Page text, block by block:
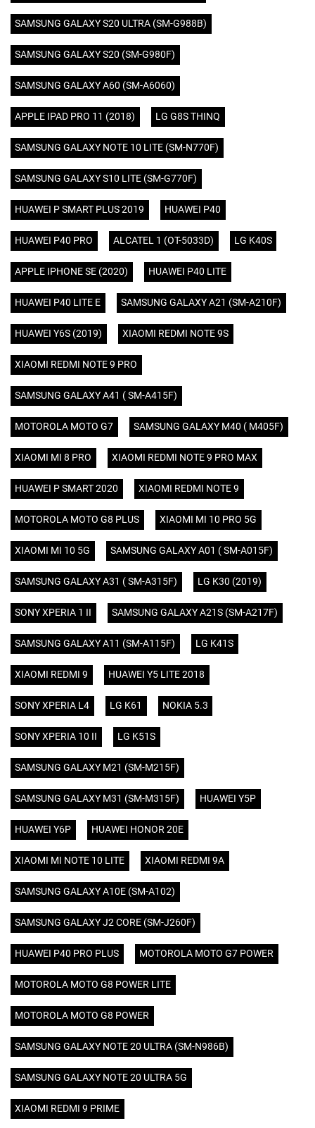
SAMSUNG GALAXY S20 ULTRA (SM-G988B)
SAMSUNG GALAXY S20 (SM-G980F)
SAMSUNG GALAXY A60 (SM-A6060)
APPLE IPAD PRO 11 (2018) LG G8S THINQ
SAMSUNG GALAXY NOTE 10 LITE (SM-N770F)
SAMSUNG GALAXY S10 LITE (SM-G770F)
HUAWEI P SMART PLUS 2019 HUAWEI P40
HUAWEI P40 PRO ALCATEL 1 (OT-5033D) LG K40S
APPLE IPHONE SE (2020) HUAWEI P40 LITE
HUAWEI P40 LITE E SAMSUNG GALAXY A21 (SM-A210F)
HUAWEI Y6S (2019) XIAOMI REDMI NOTE 9S
XIAOMI REDMI NOTE 9 PRO
SAMSUNG GALAXY A41 ( SM-A415F)
MOTOROLA MOTO G7 SAMSUNG GALAXY M40 ( M405F)
XIAOMI MI 8 PRO XIAOMI REDMI NOTE 9 PRO MAX
HUAWEI P SMART 2020 XIAOMI REDMI NOTE 9
MOTOROLA MOTO G8 PLUS XIAOMI MI 10 PRO 5G
XIAOMI MI 10 5G SAMSUNG GALAXY A01 ( SM-A015F)
SAMSUNG GALAXY A31 ( SM-A315F) LG K30 (2019)
SONY XPERIA 1 II SAMSUNG GALAXY A21S (SM-A217F)
SAMSUNG GALAXY A11 (SM-A115F) LG K41S
XIAOMI REDMI 9 HUAWEI Y5 LITE 2018
SONY XPERIA L4 LG K61 NOKIA 5.3
SONY XPERIA 10 II LG K51S
SAMSUNG GALAXY M21 (SM-M215F)
SAMSUNG GALAXY M31 (SM-M315F) HUAWEI Y5P
HUAWEI Y6P HUAWEI HONOR 20E
XIAOMI MI NOTE 10 LITE XIAOMI REDMI 9A
SAMSUNG GALAXY A10E (SM-A102)
SAMSUNG GALAXY J2 CORE (SM-J260F)
HUAWEI P40 PRO PLUS MOTOROLA MOTO G7 POWER
MOTOROLA MOTO G8 POWER LITE
MOTOROLA MOTO G8 POWER
SAMSUNG GALAXY NOTE 20 ULTRA (SM-N986B)
SAMSUNG GALAXY NOTE 20 ULTRA 5G
XIAOMI REDMI 9 PRIME